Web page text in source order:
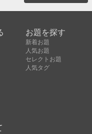
お題を探す
新着お題
人気お題
セレクトお題
人気タグ